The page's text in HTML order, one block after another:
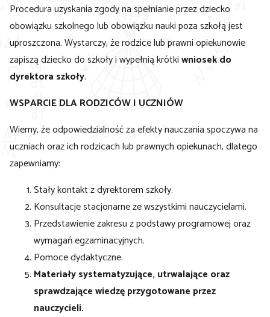
Procedura uzyskania zgody na spełnianie przez dziecko
obowiązku szkolnego lub obowiązku nauki poza szkołą jest
uproszczona. Wystarczy, że rodzice lub prawni opiekunowie
zapiszą dziecko do szkoły i wypełnią krótkiwniosek do
dyrektora szkoły.
WSPARCIE DLA RODZICÓW I UCZNIÓW
Wiemy, że odpowiedzialność za efekty nauczania spoczywa na
uczniach oraz ich rodzicach lub prawnych opiekunach, dlatego
zapewniamy:
Stały kontakt z dyrektorem szkoły.
Konsultacje stacjonarne ze wszystkimi nauczycielami.
Przedstawienie zakresu z podstawy programowej oraz
wymagań egzaminacyjnych.
Pomoce dydaktyczne.
Materiały systematyzujące, utrwalające oraz
sprawdzające wiedzę przygotowane przez
nauczycieli.